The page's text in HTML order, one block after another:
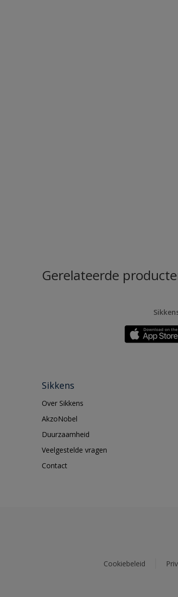
Gerelateerde
Sikkens
Over Sikkens
AkzoNobel
Duurzaamheid
Veelgestelde vragen
Contact
Cookiebeleid